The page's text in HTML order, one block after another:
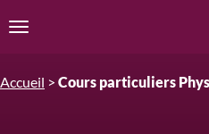
Ouvrir la navigation
Accueil > Cours particuliers